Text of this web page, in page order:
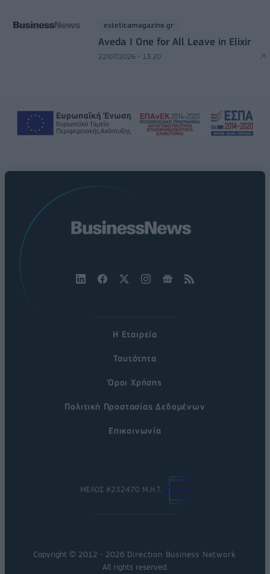
esteticamagazine.gr
Aveda I One for All Leave in Elixir
22/07/2026 - 13:20
Η Εταιρεία
Ταυτότητα
Όροι Χρήσης
Πολιτική Προστασίας Δεδομένων
Επικοινωνία
ΜΕΛΟΣ #232470 Μ.Η.Τ.
Copyright © 2012 - 2026 Direction Business Network.
All rights reserved.